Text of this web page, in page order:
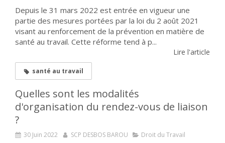
Depuis le 31 mars 2022 est entrée en vigueur une
partie des mesures portées par la loi du 2 août 2021
visant au renforcement de la prévention en matière de
santé au travail. Cette réforme tend à p...
Lire l'article
santé au travail
Quelles sont les modalités
d'organisation du rendez-vous de liaison
?
30 Juin 2022 SCP DESBOS BAROU Droit du Travail